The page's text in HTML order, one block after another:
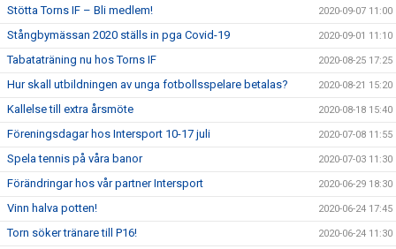
Stötta Torns IF – Bli medlem! 2020-09-07 11:00
Stångbymässan 2020 ställs in pga Covid-19 2020-09-01 11:10
Tabataträning nu hos Torns IF 2020-08-25 17:25
Hur skall utbildningen av unga fotbollsspelare betalas? 2020-08-21 15:20
Kallelse till extra årsmöte 2020-08-18 15:40
Föreningsdagar hos Intersport 10-17 juli 2020-07-08 11:55
Spela tennis på våra banor 2020-07-03 11:30
Förändringar hos vår partner Intersport 2020-06-29 18:30
Vinn halva potten! 2020-06-24 17:45
Torn söker tränare till P16! 2020-06-24 11:30